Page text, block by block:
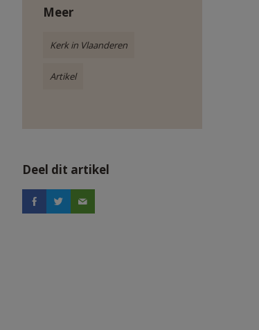
Meer
Kerk in Vlaanderen
Artikel
Deel dit artikel